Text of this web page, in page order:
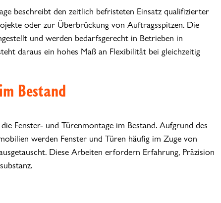
beschreibt den zeitlich befristeten Einsatz qualifizierter
oder zur Überbrückung von Auftragsspitzen. Die
und werden bedarfsgerecht in Betrieben in
daraus ein hohes Maß an Flexibilität bei gleichzeitig
Bestand
Fenster- und Türenmontage im Bestand. Aufgrund des
werden Fenster und Türen häufig im Zuge von
Diese Arbeiten erfordern Erfahrung, Präzision